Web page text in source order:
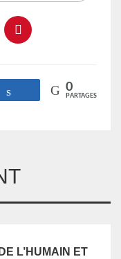
Partagez 0
PARTAGES
L’HUMAIN ET